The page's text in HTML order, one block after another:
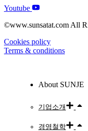
Youtube
©www.sunsatat.com All
Cookies policy
Terms & conditions
About SUNJE
기업소개
경영철학